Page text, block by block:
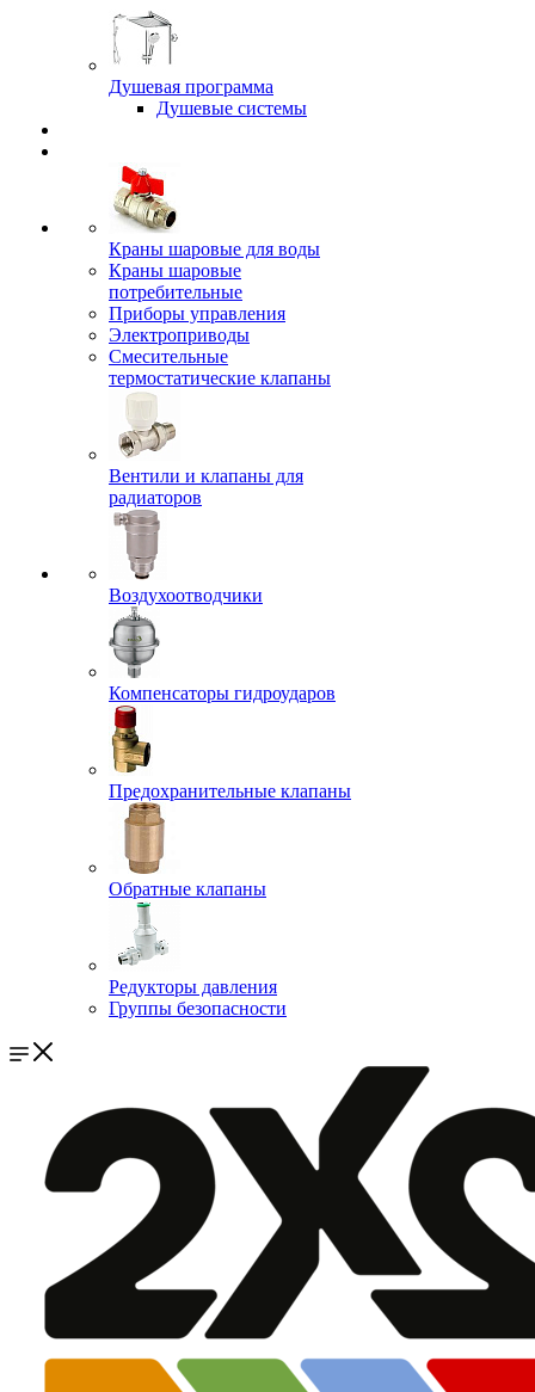
Душевая программа
Душевые системы
Краны шаровые для воды
Краны шаровые
потребительные
Приборы управления
Электроприводы
Смесительные
термостатические клапаны
Вентили и клапаны для
радиаторов
Воздухоотводчики
Компенсаторы гидроударов
Предохранительные клапаны
Обратные клапаны
Редукторы давления
Группы безопасности